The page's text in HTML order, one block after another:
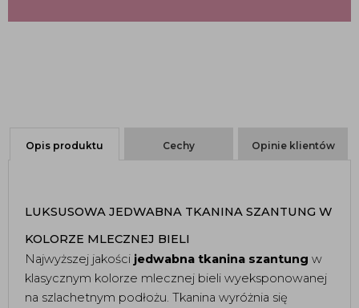
Opis produktu Cechy Opinie klientów
LUKSUSOWA JEDWABNA TKANINA SZANTUNG W
KOLORZE MLECZNEJ BIELI
Najwyższej jakości jedwabna tkanina szantung w
klasycznym kolorze mlecznej bieli wyeksponowanej
na szlachetnym podłożu. Tkanina wyróżnia się